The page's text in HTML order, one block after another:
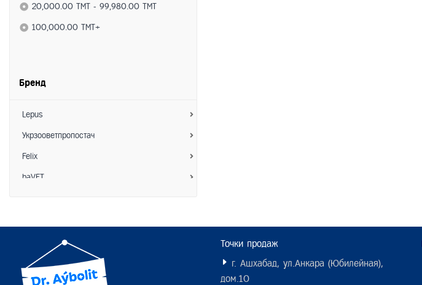
20,000.00 TMT - 99,980.00 TMT
100,000.00 TMT+
Бренд
Lepus
Укрзооветпропостач
Felix
baVET
Interchemie
Пижон
Точки продаж
г. Ашхабад, ул.Анкара (Юбилейная),
дом.10